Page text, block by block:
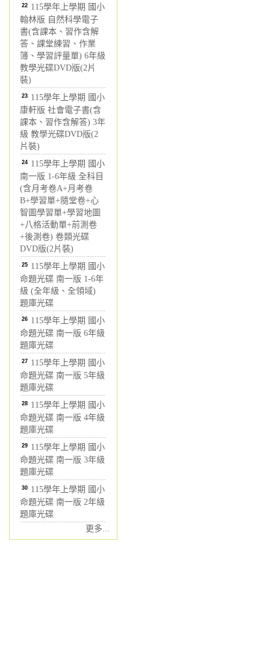
22 115學年上學期 國小
翰林版 自然科學電子
書(含課本、習作含解
答、課堂練習、作業
簿、學習評量單) 6年級
教學光碟DVD版(2片
裝)
23 115學年上學期 國小
康軒版 社會電子書(含
課本、習作含解答) 3年
級 教學光碟DVD版(2
片裝)
24 115學年上學期 國小
南一版 1-6年級 全科目
(含月考卷A+月考卷
B+學習單+隨堂卷+心
智圖學習單+學習地圖
+八格活動單+前測卷
+後測卷) 卷類光碟
DVD版(2片裝)
25 115學年上學期 國小
命題光碟 南一版 1-6年
級 (全年級、全領域)
題庫光碟
26 115學年上學期 國小
命題光碟 南一版 6年級
題庫光碟
27 115學年上學期 國小
命題光碟 南一版 5年級
題庫光碟
28 115學年上學期 國小
命題光碟 南一版 4年級
題庫光碟
29 115學年上學期 國小
命題光碟 南一版 3年級
題庫光碟
30 115學年上學期 國小
命題光碟 南一版 2年級
題庫光碟
更多...